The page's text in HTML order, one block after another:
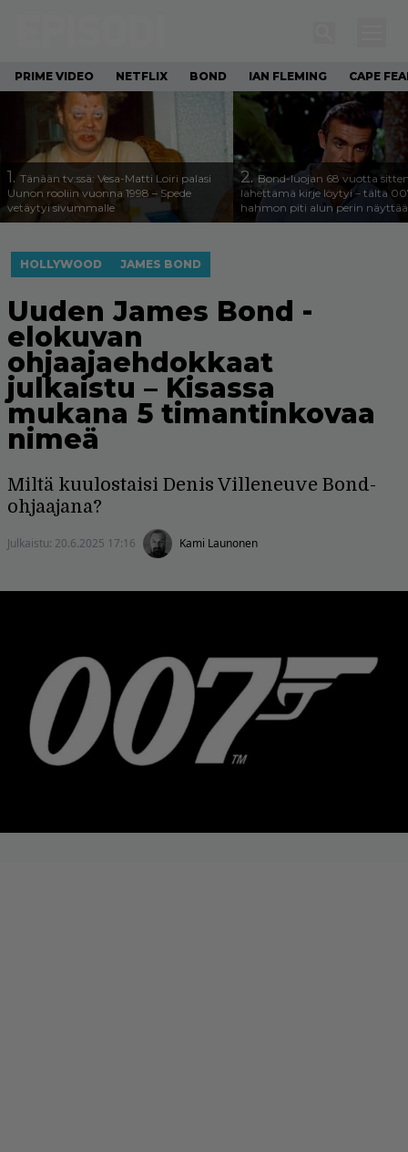
PRIME VIDEO NETFLIX BOND IAN FLEMING CAPE
1. Tänään tv:ssä: Vesa-Matti Loiri palasi
Uunon rooliin vuonna 1998 – Spede
vetäytyi sivummalle
2.Bond-luojan 68 vuotta
lähettämä kirje löytyi – tältä
hahmon piti alun perin näyttää
HOLLYWOOD JAMES BOND
Uuden James Bond -
elokuvan
ohjaajaehdokkaat
julkaistu – Kisassa
mukana 5 timantinkovaa
nimeä
Miltä kuulostaisi Denis Villeneuve Bond-
ohjaajana?
Julkaistu: 20.6.2025 17:16 Kami Launonen